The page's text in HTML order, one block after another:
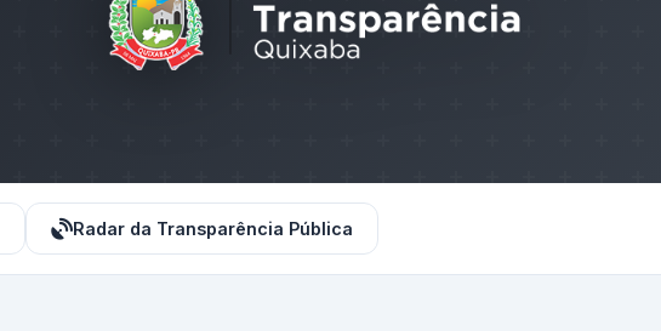
Radar da Transparência Pública